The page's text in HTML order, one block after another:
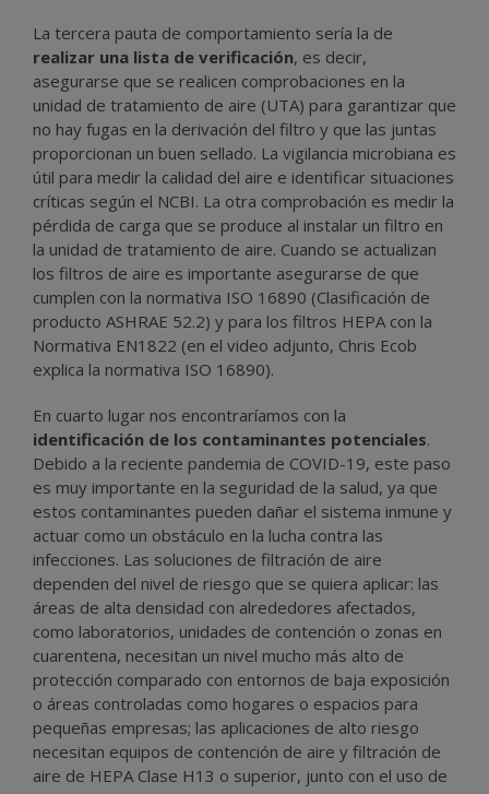
La tercera pauta de comportamiento sería la de
realizar una lista de verificación, es decir,
asegurarse que se realicen comprobaciones en la
unidad de tratamiento de aire (UTA) para garantizar que
no hay fugas en la derivación del filtro y que las juntas
proporcionan un buen sellado. La vigilancia microbiana es
útil para medir la calidad del aire e identificar situaciones
críticas según el NCBI. La otra comprobación es medir la
pérdida de carga que se produce al instalar un filtro en
la unidad de tratamiento de aire. Cuando se actualizan
los filtros de aire es importante asegurarse de que
cumplen con la normativa ISO 16890 (Clasificación de
producto ASHRAE 52.2) y para los filtros HEPA con la
Normativa EN1822 (en el video adjunto, Chris Ecob
explica la normativa ISO 16890).
En cuarto lugar nos encontraríamos con la
identificación de los contaminantes potenciales.
Debido a la reciente pandemia de COVID-19, este paso
es muy importante en la seguridad de la salud, ya que
estos contaminantes pueden dañar el sistema inmune y
actuar como un obstáculo en la lucha contra las
infecciones. Las soluciones de filtración de aire
dependen del nivel de riesgo que se quiera aplicar: las
áreas de alta densidad con alrededores afectados,
como laboratorios, unidades de contención o zonas en
cuarentena, necesitan un nivel mucho más alto de
protección comparado con entornos de baja exposición
o áreas controladas como hogares o espacios para
pequeñas empresas; las aplicaciones de alto riesgo
necesitan equipos de contención de aire y filtración de
aire de HEPA Clase H13 o superior, junto con el uso de